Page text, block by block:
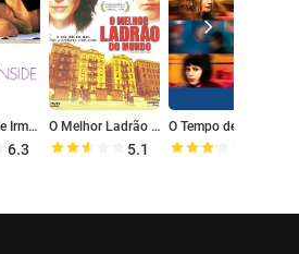
Confronto de Irmãos
6.3
O Melhor Ladrão do Mundo
5.1